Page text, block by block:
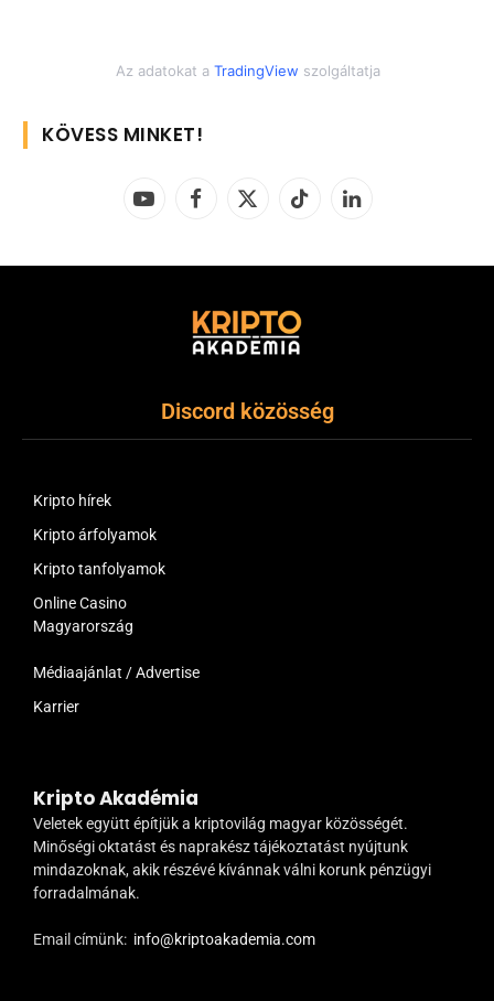
Az adatokat a TradingView szolgáltatja
KÖVESS MINKET!
YouTubeFacebook
X
TikTok LinkedIn
Discord közösség
Kripto hírek
Kripto árfolyamok
Kripto tanfolyamok
Online Casino
Magyarország
Médiaajánlat / Advertise
Karrier
Kripto Akadémia
Veletek együtt építjük a kriptovilág magyar közösségét.
Minőségi oktatást és naprakész tájékoztatást nyújtunk
mindazoknak, akik részévé kívánnak válni korunk pénzügyi
forradalmának.
Email címünk: info@kriptoakademia.com